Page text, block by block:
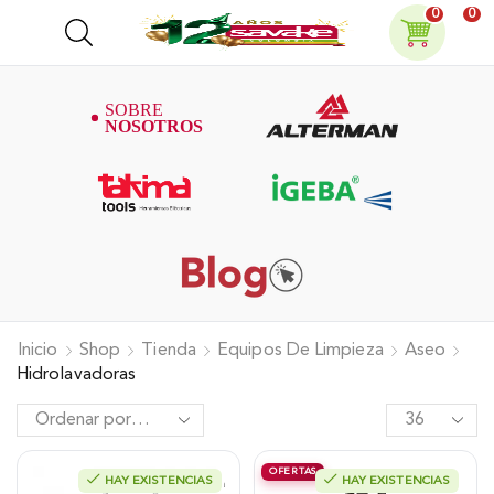
0 0
Inicio Shop Tienda Equipos De Limpieza
Aseo
Hidrolavadoras
HAY EXISTENCIAS
Hidrolavadora Alterman A Gasolina
OFERTAS
HAY EXISTENCIAS
Hidrolavadora Eléctrica Takima